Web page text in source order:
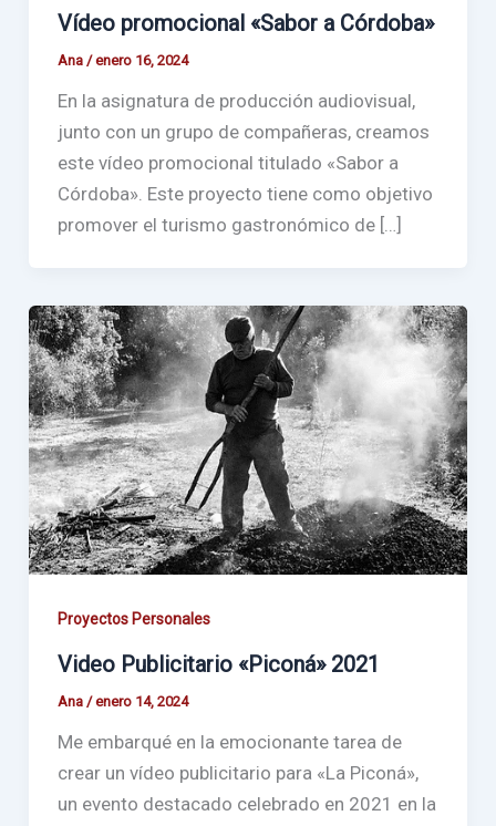
Vídeo promocional «Sabor a Córdoba»
Ana /enero 16, 2024
En la asignatura de producción audiovisual,
junto con un grupo de compañeras, creamos
este vídeo promocional titulado «Sabor a
Córdoba». Este proyecto tiene como objetivo
promover el turismo gastronómico de […]
Proyectos Personales
Video Publicitario «Piconá» 2021
Ana /enero 14, 2024
Me embarqué en la emocionante tarea de
crear un vídeo publicitario para «La Piconá»,
un evento destacado celebrado en 2021 en la